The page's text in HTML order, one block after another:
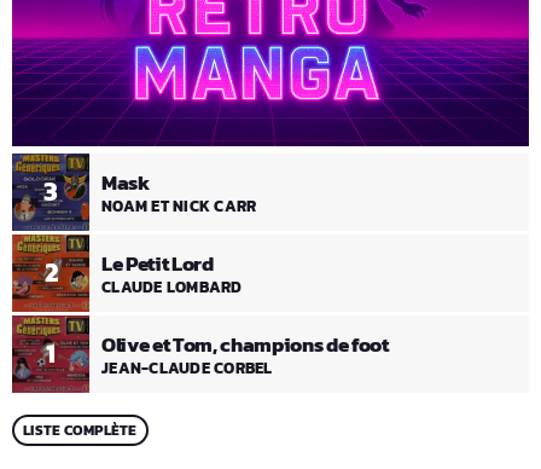
1 Olive et Tom, champions de foot
JEAN-CLAUDE CORBEL
2 Le Petit Lord
CLAUDE LOMBARD
3 Mask
NOAM ET NICK CARR
LISTE COMPLÈTE